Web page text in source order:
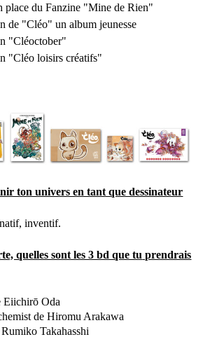
place du Fanzine "Mine de Rien"
de "Cléo" un album jeunesse
"Cléoctober"
"Cléo loisirs créatifs"
ton univers en tant que dessinateur
inventif.
quelles sont les 3 bd que tu prendrais
Eiichirō Oda
de Hiromu Arakawa
Takahasshi